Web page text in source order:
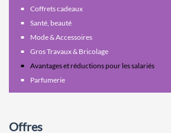
Coffrets cadeaux
Santé, beauté
Mode & Accessoires
Gros Travaux & Bricolage
Avantages et réductions pour les salariés
Parfumerie
Offres